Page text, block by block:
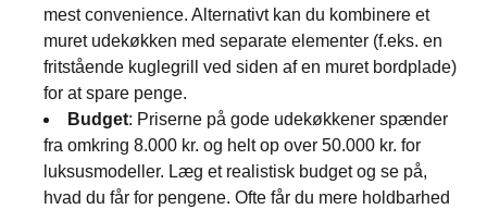
mest convenience. Alternativt kan du kombinere et
muret udekøkken med separate elementer (f.eks. en
fritstående kuglegrill ved siden af en muret bordplade)
for at spare penge.
Budget: Priserne på gode udekøkkener spænder
fra omkring 8.000 kr. og helt op over 50.000 kr. for
luksusmodeller​. Læg et realistisk budget og se på,
hvad du får for pengene. Ofte får du mere holdbarhed